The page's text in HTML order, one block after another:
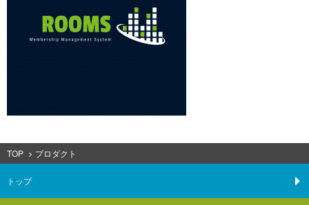
TOP プロダクト
トップ